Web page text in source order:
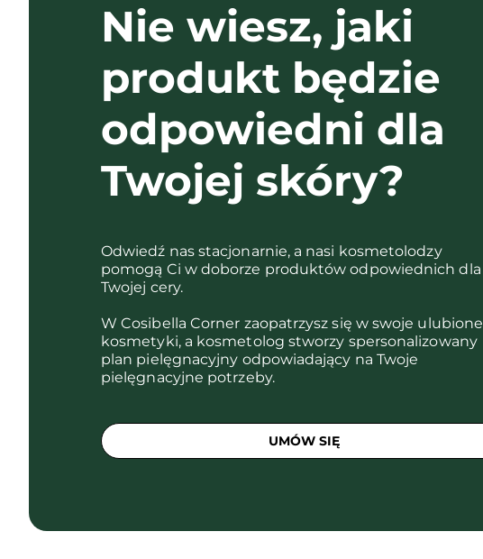
Nie wiesz, jaki
produkt będzie
odpowiedni dla
Twojej skóry?
Odwiedź nas stacjonarnie, a nasi kosmetolodzy
pomogą Ci w doborze produktów odpowiednich dla
Twojej cery.
W Cosibella Corner zaopatrzysz się w swoje ulubione
kosmetyki, a kosmetolog stworzy spersonalizowany
plan pielęgnacyjny odpowiadający na Twoje
pielęgnacyjne potrzeby.
UMÓW SIĘ